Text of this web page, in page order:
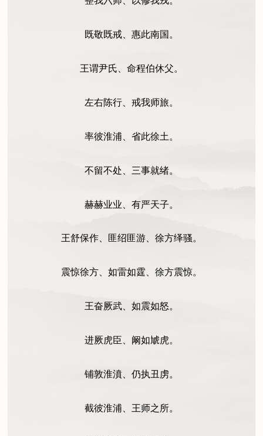
既敬既戒、惠此南国。
王谓尹氏、命程伯休父。
左右陈行、戒我师旅。
率彼淮浦、省此徐土。
不留不处、三事就绪。
赫赫业业、有严天子。
王舒保作、匪绍匪游、徐方绎骚。
震惊徐方、如雷如霆、徐方震惊。
王奋厥武、如震如怒。
进厥虎臣、阚如虓虎。
铺敦淮濆、仍执丑虏。
截彼淮浦、王师之所。